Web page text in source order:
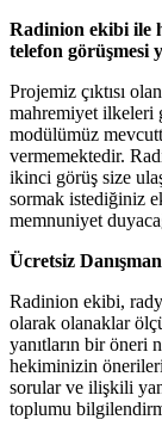
Radinion ekibi ile
telefon görüşmesi
Projemiz çıktısı
mahremiyet ilkeleri
modülümüz
vermemektedir.
ikinci görüş size
sormak istediğiniz
memnuniyet
Ücretsiz
Radinion ekibi,
olarak olanaklar
yanıtların bir öneri
hekiminizin
sorular ve ilişkili
toplumu